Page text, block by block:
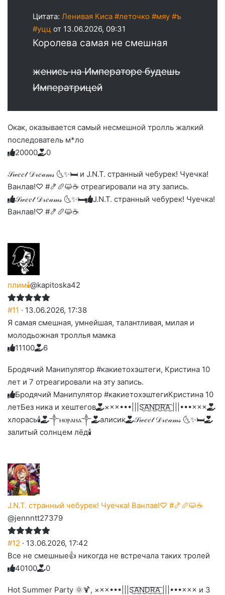
Цитата: Ленивая Киса #леточко #мяу #ъ
#уцц от 13.06.2026, 09:31
Королева самая не смешная
женись на Императоре будешь
Императрицей
Окак, оказывается самый несмешной тролль жалкий
последователь м*ло
Голосуйте
вверх.
2
Нажмите
реакцию:
0
Нажмите
реакцию:
до
слез
0
Нажмите
реакцию:
0
Нажмите
реакцию:
0
Нажмите
благодарю
0
𝒮𝓌𝑒𝑒𝓉 𝒟𝓇𝑒𝒶𝓂𝓈 🌜✨🛏️ и J.N.T. странный чебурек! Чуечка!
Ванлав!♡ #🍤🥖😺☕ отреагировали на эту запись.
𝒮𝓌𝑒𝑒𝓉 𝒟𝓇𝑒𝒶𝓂𝓈 🌜✨🛏️
J.N.T. странный чебурек! Чуечка!
Ванлав!♡ #🍤🥖😺☕
плим🕯️@kapitoska42
#11 · 13.06.2026, 17:38
Я самая смешная, умнейшая, талантливая, милая и
молодьожная троллья мамка
Голосуйте
вверх.
1
Нажмите
реакцию:
улыбаюсь
1
Нажмите
реакцию:
смеюсь
до
слез
1
Нажмите
реакцию:
печаль
0
Нажмите
реакцию:
0
Нажмите
благодарю
6
Бродячий Манипулятор #какиетохэштеги, Кристина 10
лет и 7 отреагировали на эту запись.
Бродячий Манипулятор #какиетохэштегиКристина 10
летБез ника и хештегов
×××•••|||S͜͡A͜͡N͜͡D͜͡R͜͡A͜͡ |||•••×××
хлорась🕯
༒ⲙⲟⲣⲁⲏⲁ༒ алисик
𝒮𝓌𝑒𝑒𝓉 𝒟𝓇𝑒𝒶𝓂𝓈 🌜✨🛏️
залитый солнцем лёд🕯
J.N.T. странный чебурек! Чуечка! Ванлав!♡ #🍤🥖😺☕
@jennntt27379
#12 · 13.06.2026, 17:42
Все не смешные👍 никогда не встречала таких тролей
Голосуйте
вверх.
4
Нажмите
реакцию:
0
Нажмите
реакцию:
1
Нажмите
реакцию:
0
Нажмите
реакцию:
0
Нажмите
благодарю
0
Hot Summer Party 🌞🍹, ×××•••|||S͜͡A͜͡N͜͡D͜͡R͜͡A͜͡ |||•••××× и 3